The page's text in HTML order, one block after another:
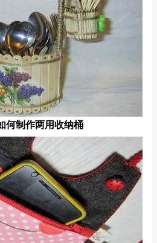
何制作两用收纳桶